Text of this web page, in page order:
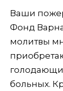
Ваши
Фонд
молитвы
больных.